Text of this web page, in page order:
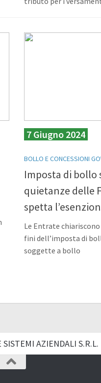
7 Giugno 2024
BOLLO E CONCESSIONI
Imposta di bollo
quietanze delle
spetta
Le Entrate
fini dell’imposta di
soggette a bollo
SISTEMI AZIENDALI S.R.L.